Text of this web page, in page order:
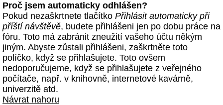
Proč jsem automaticky odhlášen?
Pokud nezaškrtnete tlačítko Přihlásit automaticky při
příští návštěvě, budete přihlášeni jen po dobu práce na
fóru. Toto má zabránit zneužití vašeho účtu někým
jiným. Abyste zůstali přihlášeni, zaškrtněte toto
políčko, když se přihlašujete. Toto ovšem
nedoporučujeme, když se přihlašujete z veřejného
počítače, např. v knihovně, internetové kavárně,
univerzitě atd.
Návrat nahoru